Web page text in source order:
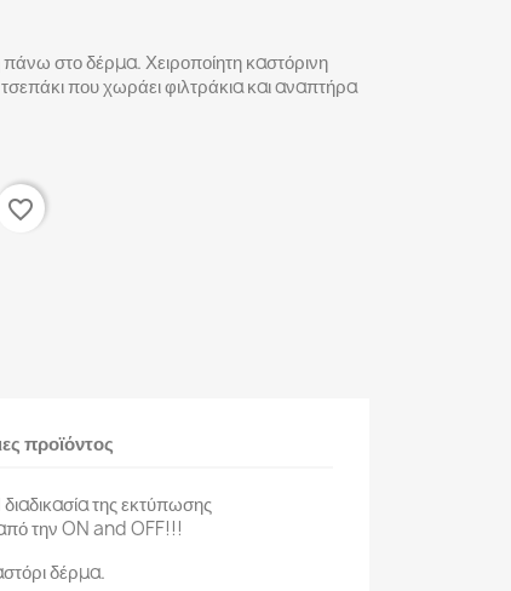
στο δέρμα. Χειροποίητη καστόρινη
που χωράει φιλτράκια και αναπτήρα
favorite_border
προϊόντος
της εκτύπωσης
την ON and OFF!!!
δέρμα.